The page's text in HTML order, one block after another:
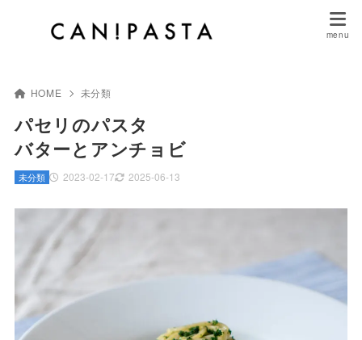
HOME 未分類
パセリのパスタ
バターとアンチョビ
2023-02-17 2025-06-13
未分類